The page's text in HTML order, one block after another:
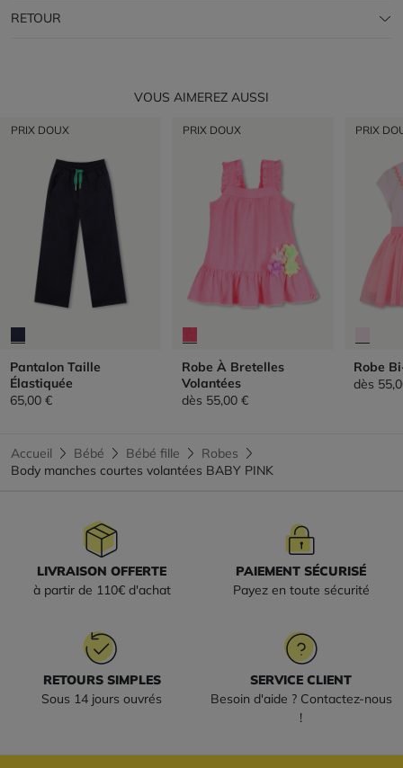
RETOUR
VOUS AIMEREZ AUSSI
PRIX DOUX
Pantalon Taille
Élastiquée
65,00 €
PRIX DOUX
Robe À Bretelles
Volantées
dès 55,00 €
PRIX
Robe
dès
Accueil Bébé Bébé fille
Robes
Body manches courtes volantées BABY PINK
LIVRAISON OFFERTE
à partir de 110€ d'achat
PAIEMENT SÉCURISÉ
Payez en toute sécurité
RETOURS SIMPLES
Sous 14 jours ouvrés
SERVICE CLIENT
Besoin d'aide ? Contactez-nous
!